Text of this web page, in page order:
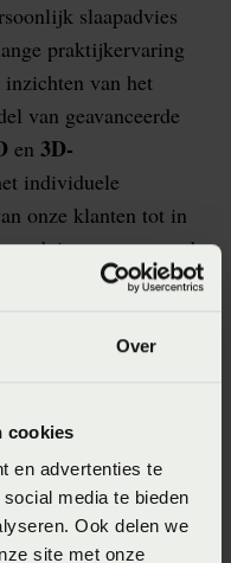
Over
cookies
en advertenties te
media te bieden
Ook delen we
site met onze
slaapadvies
praktijkervaring
inzichten van het
van geavanceerde
en 3D-
individuele
onze klanten tot in
adviseren we over de
lichaam — volledig
data
en dankzij